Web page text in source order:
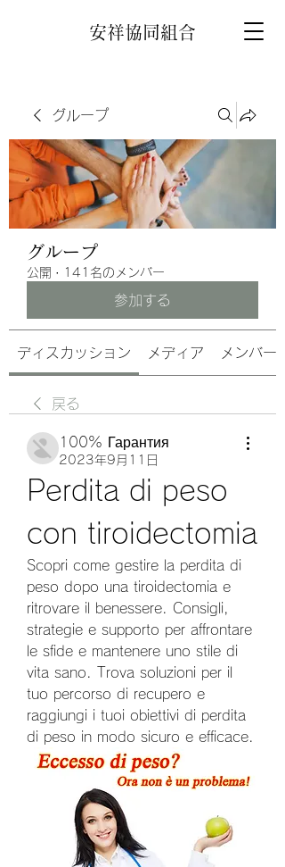
安祥協同組合
グループ
グループ
公開 · 141名のメンバー
参加する
ディスカッション メディア メンバー
戻る
100% Гарантия
2023年9月11日
Perdita di peso
con tiroidectomia
Scopri come gestire la perdita di
peso dopo una tiroidectomia e
ritrovare il benessere. Consigli,
strategie e supporto per affrontare
le sfide e mantenere uno stile di
vita sano. Trova soluzioni per il
tuo percorso di recupero e
raggiungi i tuoi obiettivi di perdita
di peso in modo sicuro e efficace.